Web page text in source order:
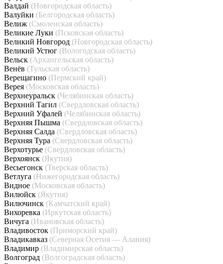
Валдай (Новгородская область)
Валуйки (Белгородская область)
Велиж (Смоленская область)
Великие Луки (Псковская область)
Великий Новгород (Новгородская область)
Великий Устюг (Вологодская область)
Вельск (Архангельская область)
Венёв (Тульская область)
Верещагино (Пермский край)
Верея (Московская область)
Верхнеуральск (Челябинская область)
Верхний Тагил (Свердловская область)
Верхний Уфалей (Челябинская область)
Верхняя Пышма (Свердловская область)
Верхняя Салда (Свердловская область)
Верхняя Тура (Свердловская область)
Верхотурье (Свердловская область)
Верхоянск (Якутия)
Весьегонск (Тверская область)
Ветлуга (Нижегородская область)
Видное (Московская область)
Вилюйск (Якутия)
Вилючинск (Камчатский край)
Вихоревка (Иркутская область)
Вичуга (Ивановская область)
Владивосток (Приморский край)
Владикавказ (Северная Осетия — Алания)
Владимир (Владимирская область)
Волгоград (Волгоградская область)